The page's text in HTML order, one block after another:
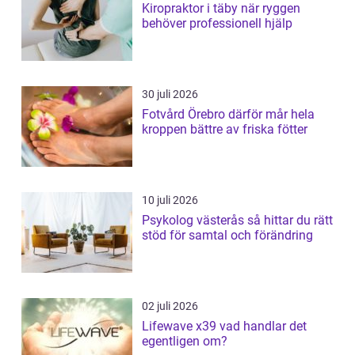
Kiropraktor i täby när ryggen
behöver professionell hjälp
30 juli 2026
Fotvård Örebro därför mår hela
kroppen bättre av friska fötter
10 juli 2026
Psykolog västerås så hittar du rätt
stöd för samtal och förändring
02 juli 2026
Lifewave x39 vad handlar det
egentligen om?